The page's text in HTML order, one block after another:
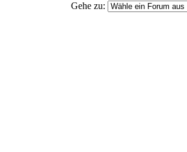
Gehe zu: